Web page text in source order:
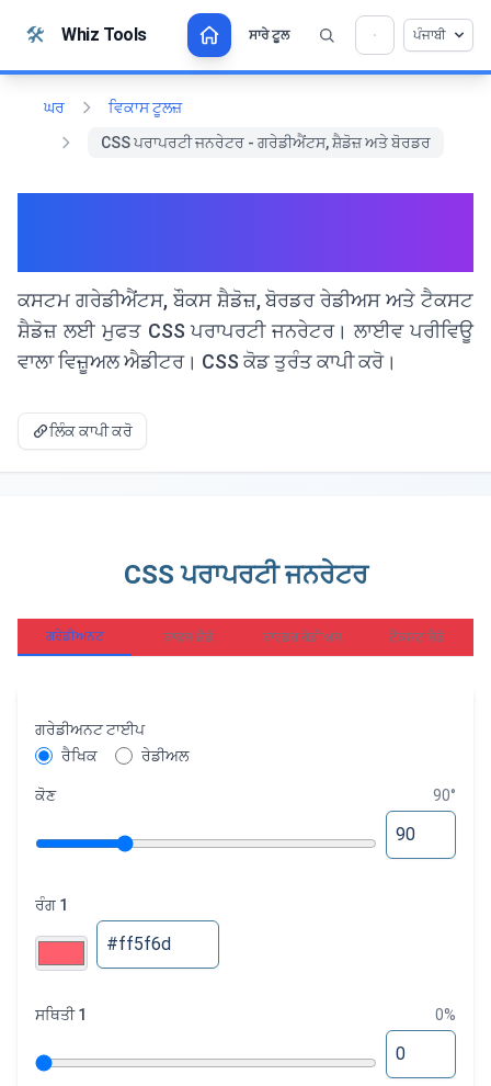
🛠️ Whiz Tools ਸਾਰੇ ਟੂਲ ਪੰਜਾਬੀ
ਘਰ
ਵਿਕਾਸ ਟੂਲਜ਼
CSS ਪਰਾਪਰਟੀ ਜਨਰੇਟਰ - ਗਰੇਡੀਐਂਟਸ, ਸ਼ੈਡੋਜ਼ ਅਤੇ ਬੋਰਡਰ
ਕਸਟਮ ਗਰੇਡੀਐਂਟਸ, ਬੌਕਸ ਸ਼ੈਡੋਜ਼, ਬੋਰਡਰ ਰੇਡੀਅਸ ਅਤੇ ਟੈਕਸਟ
ਸ਼ੈਡੋਜ਼ ਲਈ ਮੁਫਤ CSS ਪਰਾਪਰਟੀ ਜਨਰੇਟਰ। ਲਾਈਵ ਪਰੀਵਿਊ
ਵਾਲਾ ਵਿਜ਼ੂਅਲ ਐਡੀਟਰ। CSS ਕੋਡ ਤੁਰੰਤ ਕਾਪੀ ਕਰੋ।
ਲਿੰਕ ਕਾਪੀ ਕਰੋ
CSS ਪਰਾਪਰਟੀ ਜਨਰੇਟਰ
ਗਰੇਡੀਅਨਟ ਬਾਕਸ ਸ਼ੈਡੋ ਬਾਰਡਰ ਰੇਡੀਅਸ ਟੈਕਸਟ ਸ਼ੈਡੋ
ਗਰੇਡੀਅਨਟ ਟਾਈਪ
ਰੈਖਿਕ
ਰੇਡੀਅਲ
ਕੋਣ 90°
ਰੰਗ 1
ਸਥਿਤੀ 1 0%
💡 ਇਹ ਸੰਦੂਕ ਪਸੰਦ ਹੈ? ਸਾਡੀ ਮਦਦ ਕਰੋ ਜੋ ਇਸ ਨੂੰ ਹੋਰ ਵਧੇਰੇ
ਚੰਗਾ ਬਣਾ ਸਕੇ!
×
ਖੋਲਣ ਲਈ ਕਲਿੱਕ ਕਰੋ →